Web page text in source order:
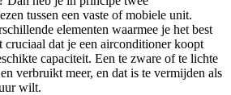
tussen een vaste of mobiele unit.
elementen waarmee je het best
dat je een airconditioner koopt
capaciteit. Een te zware of te lichte
verbruikt meer, en dat is te vermijden als
wilt.